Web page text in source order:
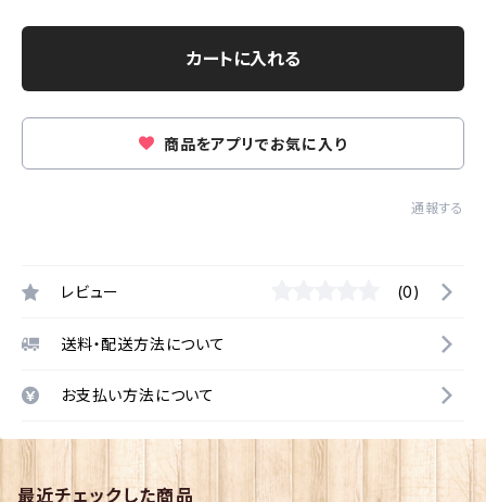
カートに入れる
商品をアプリでお気に入り
通報する
レビュー (0)
送料・配送方法について
お支払い方法について
最近チェックした商品